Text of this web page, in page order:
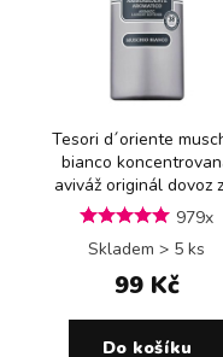
Tesori d´oriente
bianco
aviváž originál dovoz
979x
Skladem > 5 ks
99 Kč
Do košíku